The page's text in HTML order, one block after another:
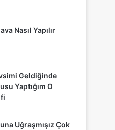
Nasıl Yapılır
Geldiğinde
Yaptığım O
Uğraşmışız Çok